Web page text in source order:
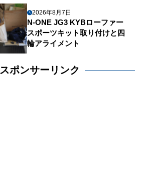
2026年8月7日
N-ONE JG3 KYBローファー
スポーツキット取り付けと四
輪アライメント
スポンサーリンク